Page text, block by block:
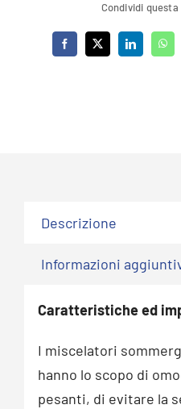
Condividi
Descrizione
Informazioni
Caratteristiche ed
I miscelatori
hanno lo scopo di
pesanti, di evitare la